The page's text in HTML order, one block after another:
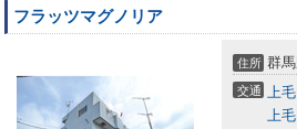
フラッツマグノリア
住所 群
交通 上
上